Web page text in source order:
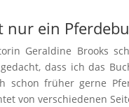
nur ein
Geraldine Brooks
dass ich das
schon früher gerne
von verschiedenen